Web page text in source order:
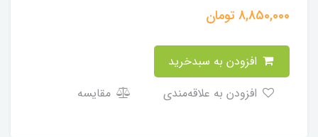
8,850,000تومان
مقایسه